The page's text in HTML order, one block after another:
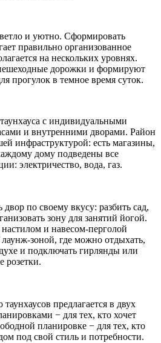
и уютно. Сформировать
правильно организованное
на нескольких уровнях.
дорожки и формируют
прогулок в темное время суток.
с индивидуальными
и внутренними дворами. Район
инфраструктурой: есть магазины,
дому подведены все
электричество, вода, газ.
по своему вкусу: разбить сад,
зону для занятий йогой.
и навесом-перголой
зоной, где можно отдыхать,
и подключать гирлянды или
розетки.
предлагается в двух
− для тех, кто хочет
планировке − для тех, кто
под свой стиль и потребности.